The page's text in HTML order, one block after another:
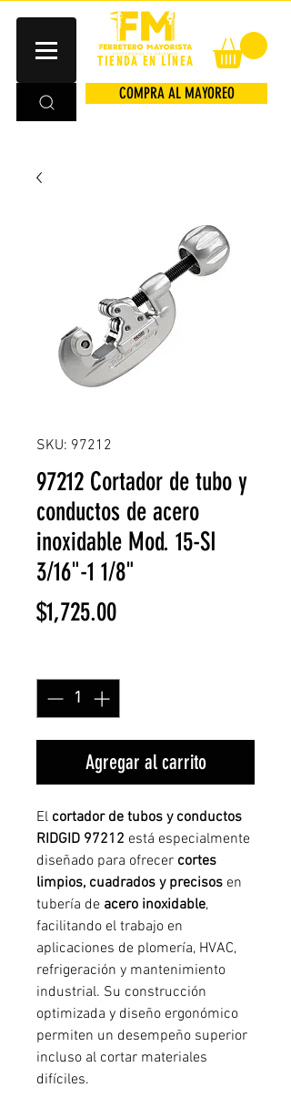
TIENDA EN LÍNEA
COMPRA AL MAYOREO
SKU: 97212
97212 Cortador de tubo y
conductos de acero
inoxidable Mod. 15-SI
3/16"-1 1/8"
$1,725.00Precio
Agregar al carrito
El cortador de tubos y conductos
RIDGID 97212 está especialmente
diseñado para ofrecer cortes
limpios, cuadrados y precisos en
tubería de acero inoxidable,
facilitando el trabajo en
aplicaciones de plomería, HVAC,
refrigeración y mantenimiento
industrial. Su construcción
optimizada y diseño ergonómico
permiten un desempeño superior
incluso al cortar materiales
difíciles.